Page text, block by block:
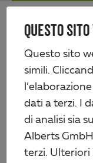
QUESTO
Questo sito
simili.
dati a terzi. I
di analisi sia
Alberts
terzi. Ulteriori
Skip
content
Alberts
Prodotti
Tecnologia
Recinzioni a sbarra
Griglia con barra